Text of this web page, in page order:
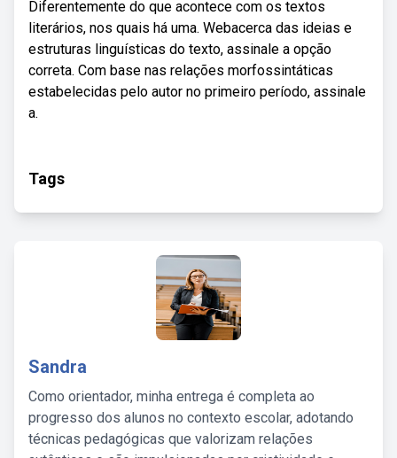
Diferentemente do que acontece com os textos
literários, nos quais há uma. Webacerca das ideias e
estruturas linguísticas do texto, assinale a opção
correta. Com base nas relações morfossintáticas
estabelecidas pelo autor no primeiro período, assinale
a.
Tags
Sandra
Como orientador, minha entrega é completa ao
progresso dos alunos no contexto escolar, adotando
técnicas pedagógicas que valorizam relações